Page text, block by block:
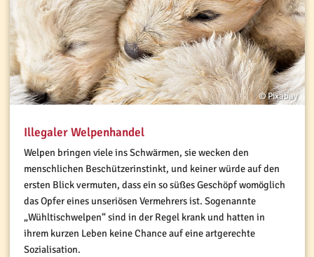
© Pixabay
Illegaler Welpenhandel
Welpen bringen viele ins Schwärmen, sie wecken den
menschlichen Beschützerinstinkt, und keiner würde auf den
ersten Blick vermuten, dass ein so süßes Geschöpf womöglich
das Opfer eines unseriösen Vermehrers ist. Sogenannte
„Wühltischwelpen“ sind in der Regel krank und hatten in
ihrem kurzen Leben keine Chance auf eine artgerechte
Sozialisation.